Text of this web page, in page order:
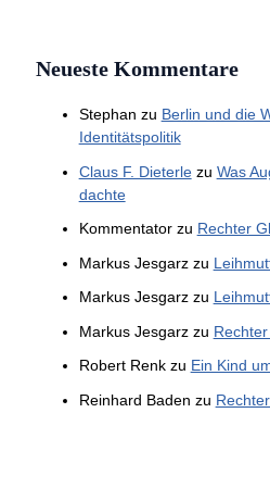
Neueste Kommentare
Stephan zu Berlin und die
Identitätspolitik
Claus F. Dieterlezu Was
dachte
Kommentatorzu Rechter
Markus Jesgarzzu
Markus Jesgarzzu
Markus Jesgarzzu
Robert Renkzu Ein Kind
Reinhard Baden zu